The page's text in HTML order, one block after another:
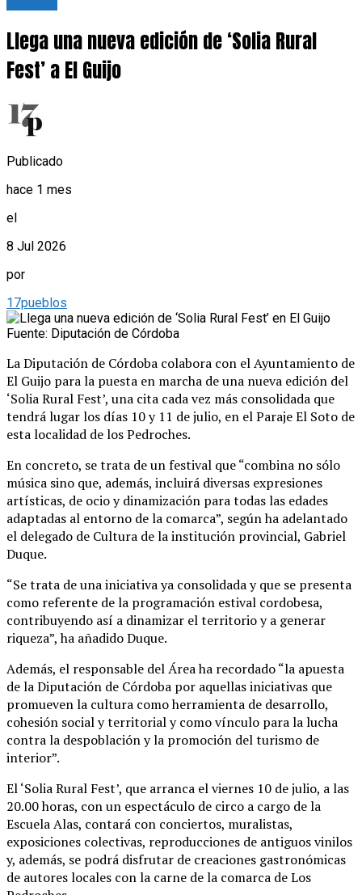
Llega una nueva edición de ‘Solia Rural
Fest’ a El Guijo
Publicado
hace 1 mes
el
8 Jul 2026
por
17pueblos
Fuente: Diputación de Córdoba
La Diputación de Córdoba colabora con el Ayuntamiento de
El Guijo para la puesta en marcha de una nueva edición del
‘Solia Rural Fest’, una cita cada vez más consolidada que
tendrá lugar los días 10 y 11 de julio, en el Paraje El Soto de
esta localidad de los Pedroches.
En concreto, se trata de un festival que “combina no sólo
música sino que, además, incluirá diversas expresiones
artísticas, de ocio y dinamización para todas las edades
adaptadas al entorno de la comarca”, según ha adelantado
el delegado de Cultura de la institución provincial, Gabriel
Duque.
“Se trata de una iniciativa ya consolidada y que se presenta
como referente de la programación estival cordobesa,
contribuyendo así a dinamizar el territorio y a generar
riqueza”, ha añadido Duque.
Además, el responsable del Área ha recordado “la apuesta
de la Diputación de Córdoba por aquellas iniciativas que
promueven la cultura como herramienta de desarrollo,
cohesión social y territorial y como vínculo para la lucha
contra la despoblación y la promoción del turismo de
interior”.
El ‘Solia Rural Fest’, que arranca el viernes 10 de julio, a las
20.00 horas, con un espectáculo de circo a cargo de la
Escuela Alas, contará con conciertos, muralistas,
exposiciones colectivas, reproducciones de antiguos vinilos
y, además, se podrá disfrutar de creaciones gastronómicas
de autores locales con la carne de la comarca de Los